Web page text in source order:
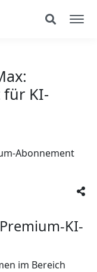
für KI-
KI-
im Bereich